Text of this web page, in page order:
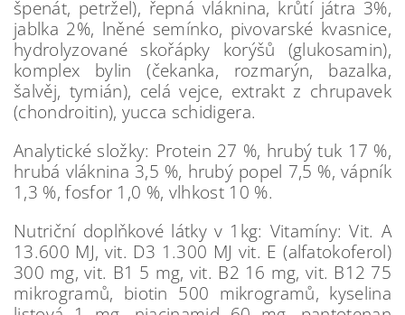
špenát, petržel), řepná vláknina, krůtí játra 3%,
jablka 2%, lněné semínko, pivovarské kvasnice,
hydrolyzované skořápky korýšů (glukosamin),
komplex bylin (čekanka, rozmarýn, bazalka,
šalvěj, tymián), celá vejce, extrakt z chrupavek
(chondroitin), yucca schidigera.
Analytické složky: Protein 27 %, hrubý tuk 17 %,
hrubá vláknina 3,5 %, hrubý popel 7,5 %, vápník
1,3 %, fosfor 1,0 %, vlhkost 10 %.
Nutriční doplňkové látky v 1kg: Vitamíny: Vit. A
13.600 MJ, vit. D3 1.300 MJ vit. E (alfatokoferol)
300 mg, vit. B1 5 mg, vit. B2 16 mg, vit. B12 75
mikrogramů, biotin 500 mikrogramů, kyselina